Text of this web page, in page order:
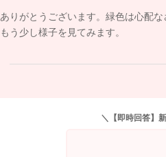
ありがとうございます。緑色は心配な
もう少し様子を見てみます。
＼【即時回答】